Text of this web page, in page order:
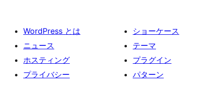
WordPress とは
ニュース
ホスティング
プライバシー
ショーケース
テーマ
プラグイン
パターン